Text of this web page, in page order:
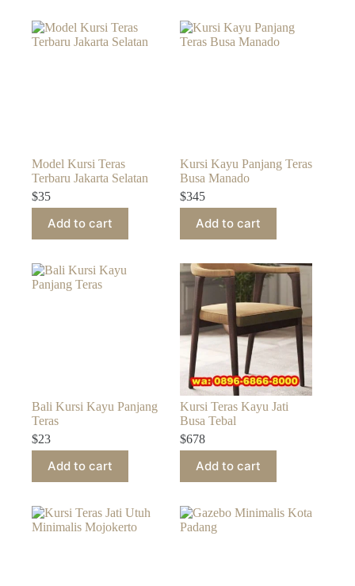
Model Kursi Teras
Terbaru Jakarta Selatan
$35
Add to cart
Kursi Kayu Panjang Teras
Busa Manado
$345
Add to cart
Bali Kursi Kayu Panjang
Teras
$23
Add to cart
Kursi Teras Kayu Jati
Busa Tebal
$678
Add to cart